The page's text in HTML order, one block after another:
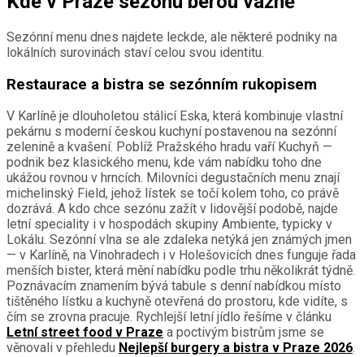
Sezónní menu dnes najdete leckde, ale některé podniky na
lokálních surovinách staví celou svou identitu.
Restaurace a bistra se sezónním rukopisem
V Karlíně je dlouholetou stálicí Eska, která kombinuje vlastní
pekárnu s moderní českou kuchyní postavenou na sezónní
zelenině a kvašení. Poblíž Pražského hradu vaří Kuchyň —
podnik bez klasického menu, kde vám nabídku toho dne
ukážou rovnou v hrncích. Milovníci degustačních menu znají
michelinský Field, jehož lístek se točí kolem toho, co právě
dozrává. A kdo chce sezónu zažít v lidovější podobě, najde
letní speciality i v hospodách skupiny Ambiente, typicky v
Lokálu. Sezónní vlna se ale zdaleka netýká jen známých jmen
— v Karlíně, na Vinohradech i v Holešovicích dnes funguje řada
menších bister, která mění nabídku podle trhu několikrát týdně.
Poznávacím znamením bývá tabule s denní nabídkou místo
tištěného lístku a kuchyně otevřená do prostoru, kde vidíte, s
čím se zrovna pracuje. Rychlejší letní jídlo řešíme v článku
Letní street food v Praze a poctivým bistrům jsme se
věnovali v přehledu Nejlepší burgery a bistra v Praze 2026.